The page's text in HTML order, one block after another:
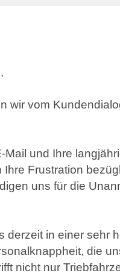
wir vom
Mail und Ihre
Ihre Frustration
uns für die
derzeit in einer sehr
die
nicht nur